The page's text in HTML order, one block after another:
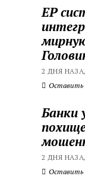
ЕР
2 ДНЯ
Оставить
Банки
2 ДНЯ
Оставить